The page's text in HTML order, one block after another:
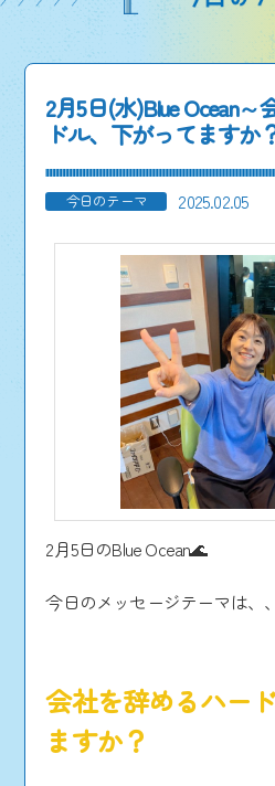
2月5日(水)Blue Ocean
ドル、下がってますか
今日のテーマ 2025.02.05
2月5日のBlue Ocean🌊
今日のメッセージテーマは、、
会社を辞めるハー
ますか？